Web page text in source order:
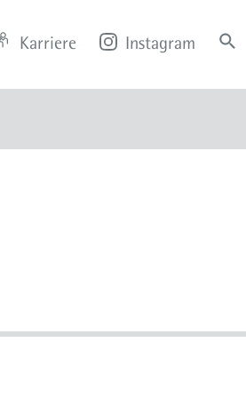
Karriere Instagram